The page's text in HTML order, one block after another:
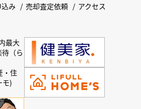
み 売却査定依頼 アクセス